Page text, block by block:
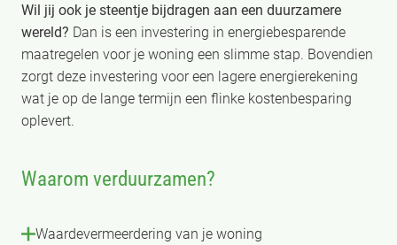
Wil jij ook je steentje bijdragen aan een duurzamere
wereld? Dan is een investering in energiebesparende
maatregelen voor je woning een slimme stap. Bovendien
zorgt deze investering voor een lagere energierekening
wat je op de lange termijn een flinke kostenbesparing
oplevert.
Waarom verduurzamen?
Waardevermeerdering van je woning